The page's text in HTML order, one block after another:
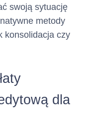
Limitu Kredytowego w
poprzednich Okresach
Rozliczeniowych,
kwoty przekroczenia
wskazana w Taryfie
Kredytowego
swoją sytuację
metody
konsolidacja czy
dla